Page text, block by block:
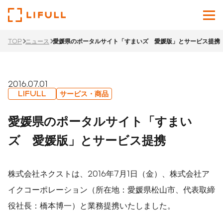
Japanese English
サービス
ニュース
TOP ニュース 愛媛県のポータルサイト「すまいズ 愛媛版」とサービス提携
2016.07.01
LIFULL サービス・商品
愛媛県のポータルサイト「すまい
ズ 愛媛版」とサービス提携
株式会社ネクストは、2016年7月1日（金）、株式会社ア
イクコーポレーション（所在地：愛媛県松山市、代表取締
役社長：橋本博一）と業務提携いたしました。